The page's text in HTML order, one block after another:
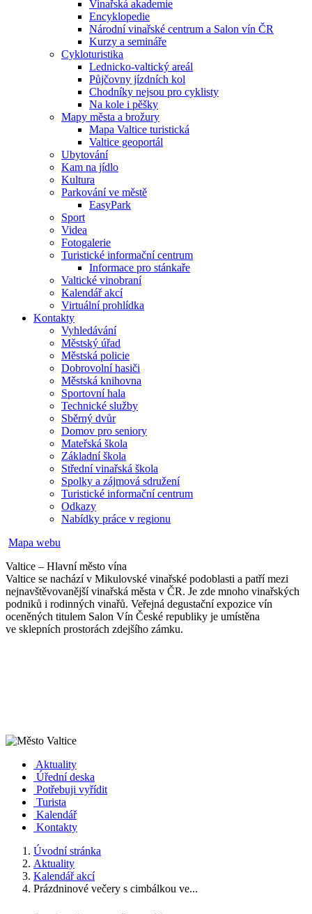
Vinařská akademie
Encyklopedie
Národní vinařské centrum a Salon vín ČR
Kurzy a semináře
Cykloturistika
Lednicko-valtický areál
Půjčovny jízdních kol
Chodníky nejsou pro cyklisty
Na kole i pěšky
Mapy města a brožury
Mapa Valtice turistická
Valtice geoportál
Ubytování
Kam na jídlo
Kultura
Parkování ve městě
EasyPark
Sport
Videa
Fotogalerie
Turistické informační centrum
Informace pro stánkaře
Valtické vinobraní
Kalendář akcí
Virtuální prohlídka
Kontakty
Vyhledávání
Městský úřad
Městská policie
Dobrovolní hasiči
Městská knihovna
Sportovní hala
Technické služby
Sběrný dvůr
Domov pro seniory
Mateřská škola
Základní škola
Střední vinařská škola
Spolky a zájmová sdružení
Turistické informační centrum
Odkazy
Nabídky práce v regionu
Mapa webu
Valtice – Hlavní město vína
Valtice se nachází v Mikulovské vinařské podoblasti a patří mezi
nejnavštěvovanější vinařská města v ČR. Je zde mnoho vinařských
podniků i rodinných vinařů. Veřejná degustační expozice vín
oceněných titulem Salon Vín České republiky je umístěna
ve sklepních prostorách zdejšího zámku.
Aktuality
Úřední deska
Potřebuji vyřídit
Turista
Kalendář
Kontakty
Úvodní stránka
Aktuality
Kalendář akcí
Prázdninové večery s cimbálkou ve...